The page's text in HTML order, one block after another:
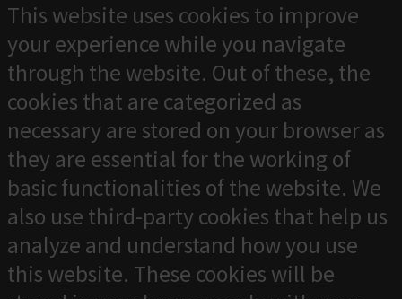
This website uses cookies to improve
your experience while you navigate
through the website. Out of these, the
cookies that are categorized as
necessary are stored on your browser as
they are essential for the working of
basic functionalities of the website. We
also use third-party cookies that help us
analyze and understand how you use
this website. These cookies will be